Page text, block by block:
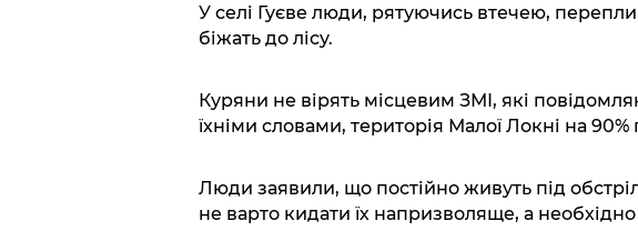
У селі Гуєве люди, рятуючись втечею,
біжать до лісу.
Куряни не вірять місцевим ЗМІ, які
їхніми словами, територія Малої Локні на 90%
Люди заявили, що постійно живуть під
не варто кидати їх напризволяще, а